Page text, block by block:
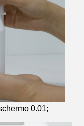
0.01;